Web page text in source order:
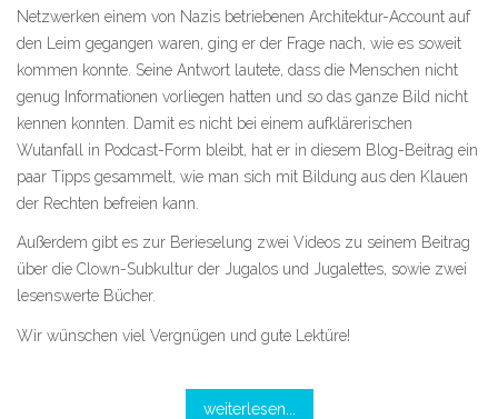
Netzwerken einem von Nazis betriebenen Architektur-Account auf
den Leim gegangen waren, ging er der Frage nach, wie es soweit
kommen konnte. Seine Antwort lautete, dass die Menschen nicht
genug Informationen vorliegen hatten und so das ganze Bild nicht
kennen konnten. Damit es nicht bei einem aufklärerischen
Wutanfall in Podcast-Form bleibt, hat er in diesem Blog-Beitrag ein
paar Tipps gesammelt, wie man sich mit Bildung aus den Klauen
der Rechten befreien kann.
Außerdem gibt es zur Berieselung zwei Videos zu seinem Beitrag
über die Clown-Subkultur der Jugalos und Jugalettes, sowie zwei
lesenswerte Bücher.
Wir wünschen viel Vergnügen und gute Lektüre!
weiterlesen...